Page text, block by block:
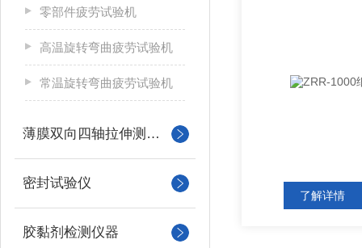
零部件疲劳试验机
高温旋转弯曲疲劳试验机
常温旋转弯曲疲劳试验机
薄膜双向四轴拉伸测试系统
密封试验仪
胶黏剂检测仪器
了解详情